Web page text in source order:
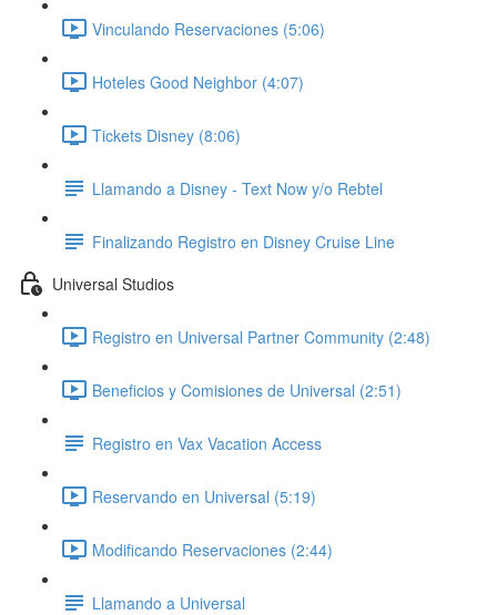
Vinculando Reservaciones (5:06)
Hoteles Good Neighbor (4:07)
Tickets Disney (8:06)
Llamando a Disney - Text Now y/o Rebtel
Finalizando Registro en Disney Cruise Line
Universal Studios
Registro en Universal Partner Community (2:48)
Beneficios y Comisiones de Universal (2:51)
Registro en Vax Vacation Access
Reservando en Universal (5:19)
Modificando Reservaciones (2:44)
Llamando a Universal